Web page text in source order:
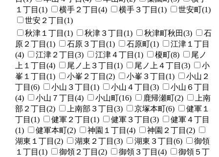
１丁目(1)
横手２丁目(4) 横手３丁目(1)
世安町(1)
世安２丁目(1)
秋津１丁目(1) 秋津３丁目(1) 秋津町秋田(3)
石
原２丁目(1)
石原３丁目(1) 石原町(1)
江津１丁目
(4)
江津２丁目(3) 江津４丁目(1) 榎町(8)
尾ノ
上１丁目(4)
尾ノ上３丁目(1) 尾ノ上４丁目(3)
小
峯１丁目(1)
小峯２丁目(2) 小峯３丁目(1)
小山２
丁目(6)
小山３丁目(1) 小山４丁目(3)
小山６丁目
(4)
小山７丁目(4) 小山町(16) 鹿帰瀬町(2)
上南
部２丁目(2)
上南部３丁目(3) 京塚本町(6)
健軍１
丁目(1)
健軍２丁目(1) 健軍３丁目(3)
健軍４丁目
(1)
健軍本町(2) 神園１丁目(4)
神園２丁目(2)
湖東１丁目(2)
湖東２丁目(3) 湖東３丁目(6)
御領
１丁目(1)
御領２丁目(2) 御領３丁目(4)
御領５丁